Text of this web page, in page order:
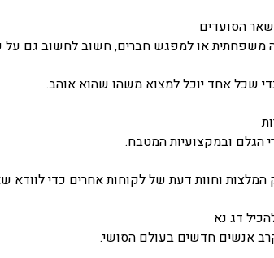
משפחתית או למפגש חברים, חשוב לחשוב גם
שכל אחד יוכל למצוא משהו שהוא אוהב.
הגלם ובמקצועיות המטבח.
המלצות וחוות דעת של לקוחות אחרים כדי לוודא
אנשים חדשים בעולם הסושי.